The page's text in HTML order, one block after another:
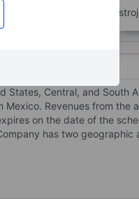
přístup k pokročilým
States, Central, and South
Revenues from the
on the date of the
has two geographic